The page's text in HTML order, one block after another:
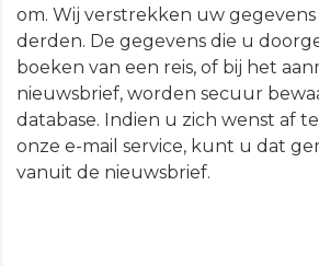
om. Wij verstrekken uw
derden. De gegevens die u
boeken van een reis, of bij het
nieuwsbrief, worden secuur
database. Indien u zich wenst af
onze e-mail service, kunt u dat
vanuit de nieuwsbrief.